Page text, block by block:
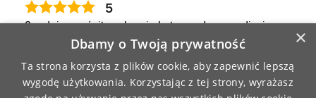
5
Spodnie zwróciłam, bo nie były zgodne ze zdjęciem
×
Dbamy o Twoją prywatność
Ta strona korzysta z plików cookie, aby zapewnić lepszą
wygodę użytkowania. Korzystając z tej strony, wyrażasz